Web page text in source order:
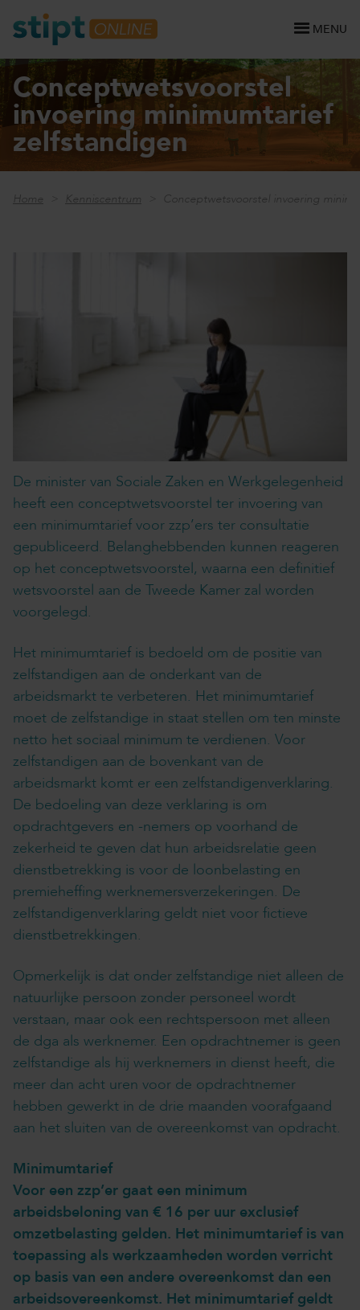
MENU
Conceptwetsvoorstel
invoering minimumtarief
zelfstandigen
Home Kenniscentrum Conceptwetsvoorstel invoering
De minister van Sociale Zaken en Werkgelegenheid
heeft een conceptwetsvoorstel ter invoering van
een minimumtarief voor zzp’ers ter consultatie
gepubliceerd. Belanghebbenden kunnen reageren
op het conceptwetsvoorstel, waarna een definitief
wetsvoorstel aan de Tweede Kamer zal worden
voorgelegd.
Het minimumtarief is bedoeld om de positie van
zelfstandigen aan de onderkant van de
arbeidsmarkt te verbeteren. Het minimumtarief
moet de zelfstandige in staat stellen om ten minste
netto het sociaal minimum te verdienen. Voor
zelfstandigen aan de bovenkant van de
arbeidsmarkt komt er een zelfstandigenverklaring.
De bedoeling van deze verklaring is om
opdrachtgevers en -nemers op voorhand de
zekerheid te geven dat hun arbeidsrelatie geen
dienstbetrekking is voor de loonbelasting en
premieheffing werknemersverzekeringen. De
zelfstandigenverklaring geldt niet voor fictieve
dienstbetrekkingen.
Opmerkelijk is dat onder zelfstandige niet alleen de
natuurlijke persoon zonder personeel wordt
verstaan, maar ook een rechtspersoon met alleen
de dga als werknemer. Een opdrachtnemer is geen
zelfstandige als hij werknemers in dienst heeft, die
meer dan acht uren voor de opdrachtnemer
hebben gewerkt in de drie maanden voorafgaand
aan het sluiten van de overeenkomst van opdracht.
Minimumtarief
Voor een zzp’er gaat een minimum
arbeidsbeloning van € 16 per uur exclusief
omzetbelasting gelden. Het minimumtarief is van
toepassing als werkzaamheden worden verricht
op basis van een andere overeenkomst dan een
arbeidsovereenkomst. Het minimumtarief geldt